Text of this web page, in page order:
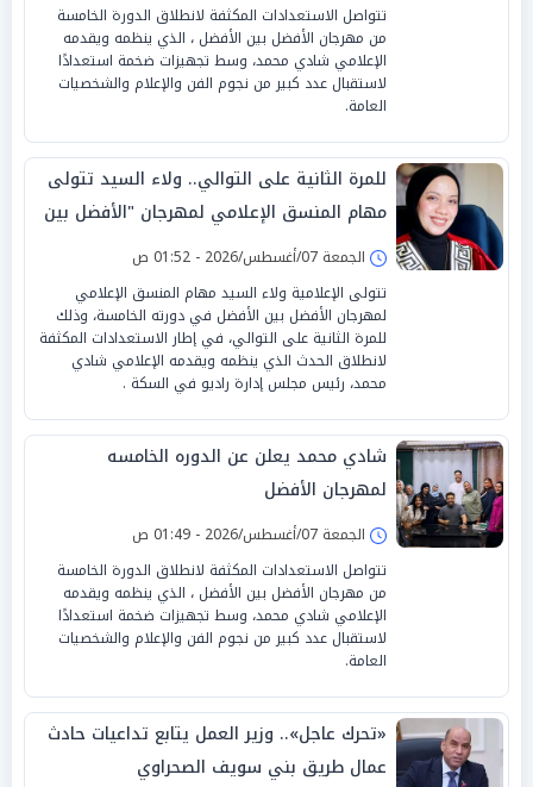
تتواصل الاستعدادات المكثفة لانطلاق الدورة الخامسة
من مهرجان الأفضل بين الأفضل ، الذي ينظمه ويقدمه
الإعلامي شادي محمد، وسط تجهيزات ضخمة استعدادًا
لاستقبال عدد كبير من نجوم الفن والإعلام والشخصيات
العامة.
للمرة الثانية على التوالي.. ولاء السيد تتولى
مهام المنسق الإعلامي لمهرجان "الأفضل بين
الأفضل" في دورته الخامسة
الجمعة 07/أغسطس/2026 - 01:52 ص
تتولى الإعلامية ولاء السيد مهام المنسق الإعلامي
لمهرجان الأفضل بين الأفضل في دورته الخامسة، وذلك
للمرة الثانية على التوالي، في إطار الاستعدادات المكثفة
لانطلاق الحدث الذي ينظمه ويقدمه الإعلامي شادي
محمد، رئيس مجلس إدارة راديو في السكة .
شادي محمد يعلن عن الدوره الخامسه
لمهرجان الأفضل
الجمعة 07/أغسطس/2026 - 01:49 ص
تتواصل الاستعدادات المكثفة لانطلاق الدورة الخامسة
من مهرجان الأفضل بين الأفضل ، الذي ينظمه ويقدمه
الإعلامي شادي محمد، وسط تجهيزات ضخمة استعدادًا
لاستقبال عدد كبير من نجوم الفن والإعلام والشخصيات
العامة.
«تحرك عاجل».. وزير العمل يتابع تداعيات حادث
عمال طريق بني سويف الصحراوي